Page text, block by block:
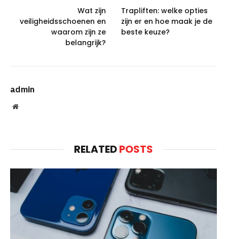
Wat zijn
veiligheidsschoenen en
waarom zijn ze
belangrijk?
Trapliften: welke opties
zijn er en hoe maak je de
beste keuze?
admin
Website
RELATEDPOSTS